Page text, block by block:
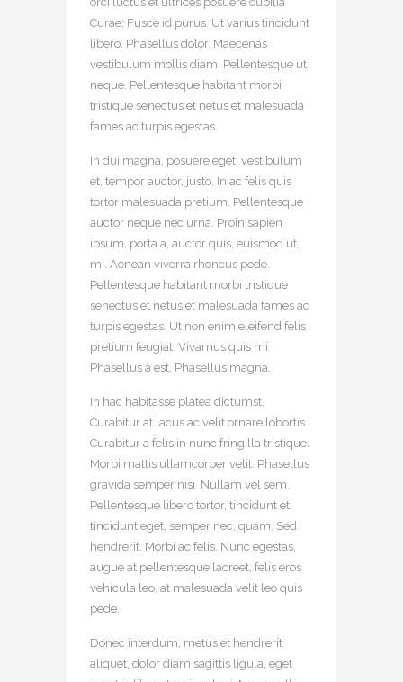
Curae; Fusce id purus. Ut varius tincidunt
libero. Phasellus dolor. Maecenas
vestibulum mollis diam. Pellentesque ut
neque. Pellentesque habitant morbi
tristique senectus et netus et malesuada
fames ac turpis egestas.
In dui magna, posuere eget, vestibulum
et, tempor auctor, justo. In ac felis quis
tortor malesuada pretium. Pellentesque
auctor neque nec urna. Proin sapien
ipsum, porta a, auctor quis, euismod ut,
mi. Aenean viverra rhoncus pede.
Pellentesque habitant morbi tristique
senectus et netus et malesuada fames ac
turpis egestas. Ut non enim eleifend felis
pretium feugiat. Vivamus quis mi.
Phasellus a est. Phasellus magna.
In hac habitasse platea dictumst.
Curabitur at lacus ac velit ornare lobortis.
Curabitur a felis in nunc fringilla tristique.
Morbi mattis ullamcorper velit. Phasellus
gravida semper nisi. Nullam vel sem.
Pellentesque libero tortor, tincidunt et,
tincidunt eget, semper nec, quam. Sed
hendrerit. Morbi ac felis. Nunc egestas,
augue at pellentesque laoreet, felis eros
vehicula leo, at malesuada velit leo quis
pede.
Donec interdum, metus et hendrerit
aliquet, dolor diam sagittis ligula, eget